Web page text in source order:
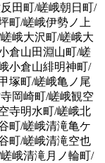
田町/嵯峨朝日町/
町/嵯峨伊勢ノ上
峨大沢町/嵯峨大
倉山田淵山町/嵯
小倉山緋明神町/
塚町/嵯峨亀ノ尾
岡崎町/嵯峨観空
寺明水町/嵯峨北
町/嵯峨清滝亀ケ
町/嵯峨清滝空也
峨清滝月ノ輪町/